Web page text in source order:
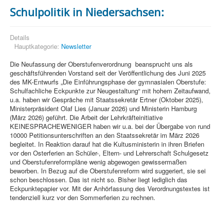
Schulpolitik in Niedersachsen:
Details
Hauptkategorie: Newsletter
Die Neufassung der Oberstufenverordnung beansprucht uns als
geschäftsführenden Vorstand seit der Veröffentlichung des Juni 2025
des MK-Entwurfs „Die Einführungsphase der gymnasialen Oberstufe:
Schulfachliche Eckpunkte zur Neugestaltung“ mit hohem Zeitaufwand,
u.a. haben wir Gespräche mit Staatssekretär Ertner (Oktober 2025),
Ministerpräsident Olaf Lies (Januar 2026) und Ministerin Hamburg
(März 2026) geführt. Die Arbeit der Lehrkräfteinitiative
KEINESPRACHEWENIGER haben wir u.a. bei der Übergabe von rund
10000 Petitionsunterschriften an den Staatssekretär im März 2026
begleitet. In Reaktion darauf hat die Kultusministerin in ihren Briefen
vor den Osterferien an Schüler-, Eltern- und Lehrerschaft Schulgesetz
und Oberstufenreformpläne wenig abgewogen gewissermaßen
beworben. In Bezug auf die Oberstufenreform wird suggeriert, sie sei
schon beschlossen. Das ist nicht so. Bisher liegt lediglich das
Eckpunktepapier vor. Mit der Anhörfassung des Verordnungstextes ist
tendenziell kurz vor den Sommerferien zu rechnen.